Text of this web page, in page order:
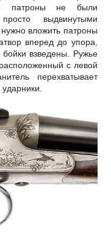
патроны не были
выдвинутыми
вложить патроны
вперед до упора,
взведены. Ружье
с левой
перехватывает
ударники.